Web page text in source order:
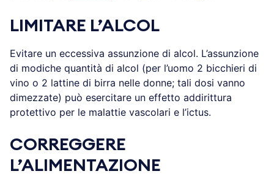
LIMITARE L’ALCOL
Evitare un eccessiva assunzione di alcol. L’assunzione
di modiche quantità di alcol (per l’uomo 2 bicchieri di
vino o 2 lattine di birra nelle donne; tali dosi vanno
dimezzate) può esercitare un effetto addirittura
protettivo per le malattie vascolari e l’ictus.
CORREGGERE
L’ALIMENTAZIONE